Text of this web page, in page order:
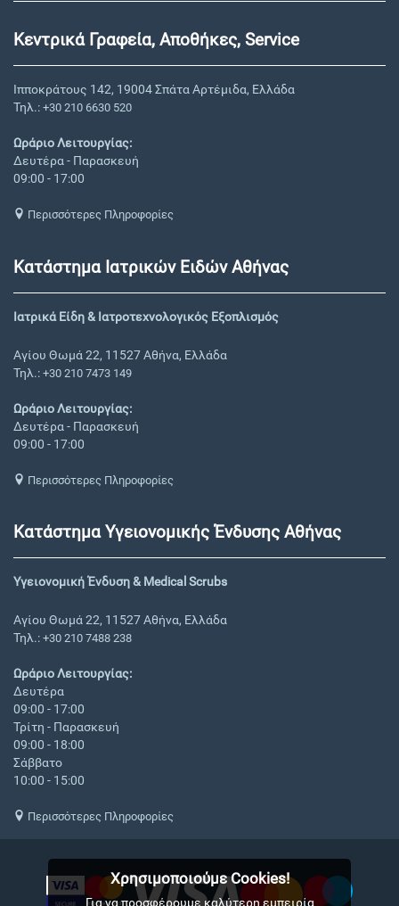
Κεντρικά Γραφεία, Αποθήκες, Service
Ιπποκράτους 142, 19004 Σπάτα Αρτέμιδα, Ελλάδα
Τηλ.: +30 210 6630 520
Ωράριο Λειτουργίας:
Δευτέρα - Παρασκευή
09:00 - 17:00
Περισσότερες Πληροφορίες
Κατάστημα Ιατρικών Ειδών Αθήνας
Ιατρικά Είδη & Ιατροτεχνολογικός Εξοπλισμός
Αγίου Θωμά 22, 11527 Αθήνα, Ελλάδα
Τηλ.: +30 210 7473 149
Ωράριο Λειτουργίας:
Δευτέρα - Παρασκευή
09:00 - 17:00
Περισσότερες Πληροφορίες
Κατάστημα Υγειονομικής Ένδυσης Αθήνας
Υγειονομική Ένδυση & Medical Scrubs
Αγίου Θωμά 22, 11527 Αθήνα, Ελλάδα
Τηλ.: +30 210 7488 238
Ωράριο Λειτουργίας:
Δευτέρα
09:00 - 17:00
Τρίτη - Παρασκευή
09:00 - 18:00
Σάββατο
10:00 - 15:00
Περισσότερες Πληροφορίες
Χρησιμοποιούμε Cookies!
Για να προσφέρουμε καλύτερη εμπειρία